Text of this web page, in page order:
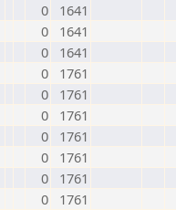
0
1641
0
1641
0
1641
0
1761
0
1761
0
1761
0
1761
0
1761
0
1761
0 1761